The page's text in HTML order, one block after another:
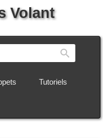
Volant
Tutoriels